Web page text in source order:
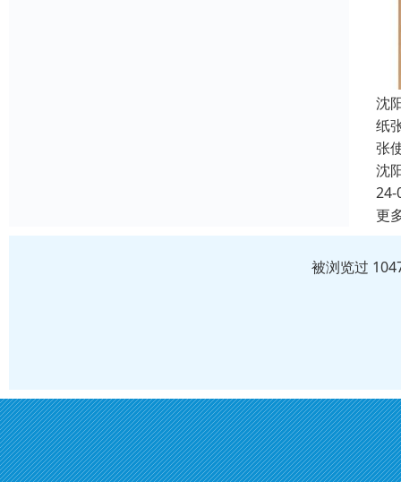
沈
纸
张
沈
24-
更
被浏览过